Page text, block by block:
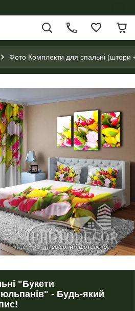
Фото Комплекти для спальні (штори
"Букети
- Будь-який